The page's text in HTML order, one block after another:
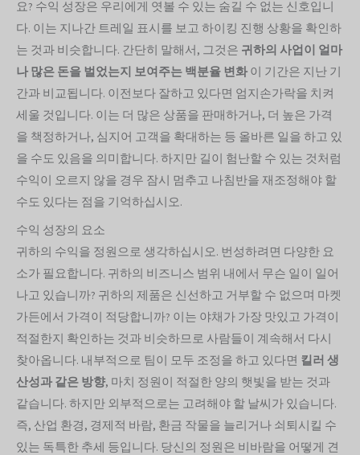
요? 수익 성장은 우리에게 엿볼 수 있는 숨길 수 없는 신호입니
다. 이는 지나간 트레일 표시를 보고 하이킹 진행 상황을 확인하
는 것과 비슷합니다. 간단히 말해서, 그것은 귀하의 사업이 얼마
나 많은 돈을 벌었는지 보여주는 백분율 변화 이 기간은 지난 기
간과 비교됩니다. 이전보다 잘하고 있다면 엄지손가락을 치켜
세울 것입니다. 이는 더 많은 상품을 판매하거나, 더 높은 가격
을 책정하거나, 심지어 고객을 확대하는 등 올바른 일을 하고 있
을 수도 있음을 의미합니다. 하지만 길이 험난할 수 있는 것처럼
수익이 오르지 않을 경우 잠시 멈추고 나침반을 재조정해야 할
수도 있다는 점을 기억하십시오.
수익 성장의 요소
귀하의 수익을 정원으로 생각하십시오. 번성하려면 다양한 요
소가 필요합니다. 귀하의 비즈니스 범위 내에서 무슨 일이 일어
나고 있습니까? 귀하의 제품은 신선하고 거부할 수 없으며 마켓
가든에서 가격이 적당합니까? 이는 야채가 가장 맛있고 가격이
적절한지 확인하는 것과 비슷하므로 사람들이 계속해서 다시
찾아옵니다. 내부적으로 팀이 모두 조정을 하고 있다면 킬러 생
산성과 같은 방향, 마치 정원이 적절한 양의 햇빛을 받는 것과
같습니다. 하지만 외부적으로는 고려해야 할 날씨가 있습니다.
즉, 산업 환경, 경제적 바람, 환금 작물을 늘리거나 쇠퇴시킬 수
있는 독특한 추세 등입니다. 당신의 정원은 비바람을 어떻게 견